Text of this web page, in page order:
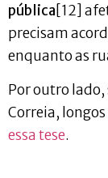
pública[12]
precisam
enquanto as
Por outro lado,
Correia, longos
essa tese.